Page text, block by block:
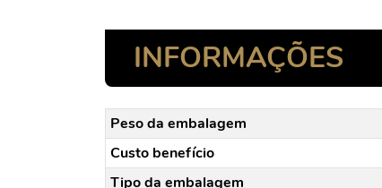
INFORMAÇÕES
Peso da embalagem
Custo benefício
Tipo da embalagem